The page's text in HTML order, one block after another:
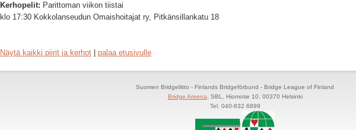
Kerhopelit: Parittoman viikon tiistai
klo 17:30 Kokkolanseudun Omaishoitajat ry, Pitkänsillankatu 18
Näytä kaikki piirit ja kerhot | palaa etusivulle
Suomen Bridgeliitto - Finlands Bridgeförbund - Bridge League of Finland
Bridge Areena , SBL, Hiomotie 10, 00370 Helsinki
Tel. 040-832 6899